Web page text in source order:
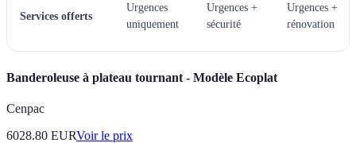
Services offerts
Urgences
uniquement
Urgences +
sécurité
Urgences +
rénovation
Banderoleuse à plateau tournant - Modèle Ecoplat
Cenpac
6028.80 EURVoir le prix